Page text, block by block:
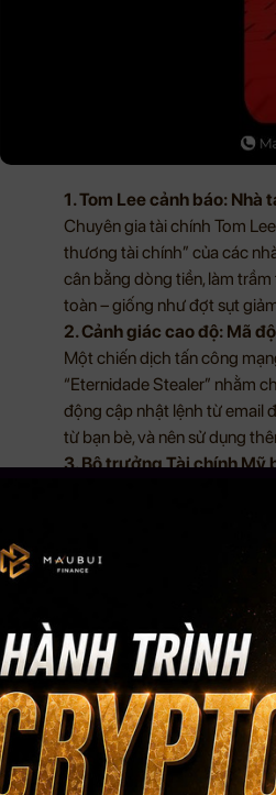
1. Tom Lee cảnh báo:
Chuyên gia tài chính Tom
thương tài chính” của các
cân bằng dòng tiền, làm
toàn – giống như đợt sụt
2. Cảnh giác cao độ: Mã
Một chiến dịch tấn công
“Eternidade Stealer” nhằm
động cập nhật lệnh từ email
từ bạn bè, và nên sử dụng
3. Bộ trưởng Tài chính Mỹ
Ông Scott Bessent – Bộ
“Pubkey” tại Washington,
từng ủng hộ các dự luật liên
tích cực, đặc biệt giữa lúc thị
4. Chính phủ Ấn Độ cân
Lập trường của Ấn Độ về
stablecoin vào khung pháp
từ Ngân hàng Trung ương
châu Á và có thể thúc đẩy
5. Bitcoin thủng MA 365
Theo CryptoQuant, các chỉ
20/100 và giá BTC rơi